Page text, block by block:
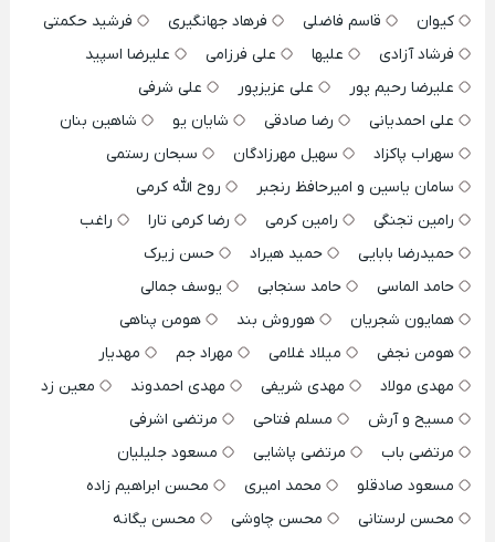
کیوان
قاسم فاضلی فرهاد جهانگیری
فرشید حکمتی
فرشاد آزادی
علیها علی فرزامی
علیرضا اسپید
علیرضا رحیم پور
علی عزیزپور
علی شرفی
علی احمدیانی
رضا صادقی شایان یو
شاهین بنان
سهراب پاکزاد
سهیل مهرزادگان
سبحان رستمی
سامان یاسین و امیرحافظ رنجبر
روح الله کرمی
رامین تجنگی
رامین کرمی رضا کرمی تارا
راغب
حمیدرضا بابایی
حمید هیراد
حسن زیرک
حامد الماسی
حامد سنجابی
یوسف جمالی
همایون شجریان
هوروش بند
هومن پناهی
هومن نجفی
میلاد غلامی مهراد جم
مهدیار
مهدی مولاد
مهدی شریفی مهدی احمدوند
معین زد
مسیح و آرش
مسلم فتاحی
مرتضی اشرفی
مرتضی باب
مرتضی پاشایی
مسعود جلیلیان
مسعود صادقلو
محمد امیری
محسن ابراهیم زاده
محسن لرستانی
محسن چاوشی
محسن یگانه